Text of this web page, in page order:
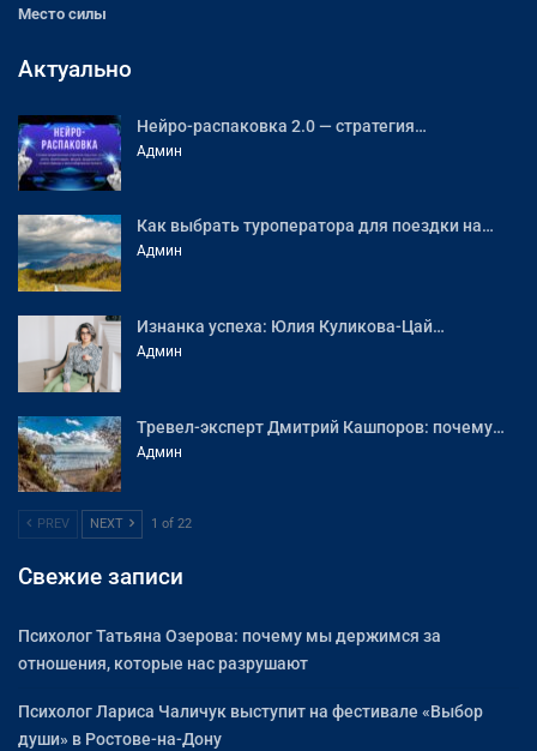
Место силы
Актуально
Нейро-распаковка 2.0 — стратегия…
Админ
Как выбрать туроператора для поездки на…
Админ
Изнанка успеха: Юлия Куликова-Цай…
Админ
Тревел-эксперт Дмитрий Кашпоров: почему…
Админ
PREV NEXT 1 of 22
Свежие записи
Психолог Татьяна Озерова: почему мы держимся за
отношения, которые нас разрушают
Психолог Лариса Чаличук выступит на фестивале «Выбор
души» в Ростове-на-Дону